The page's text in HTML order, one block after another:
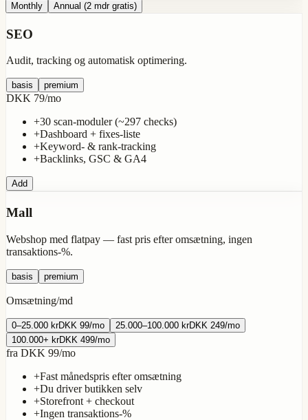
Monthly Annual (2 mdr gratis)
SEO
Audit, tracking og automatisk optimering.
basis premium
DKK 79/mo
+30 scan-moduler (~297 checks)
+Dashboard + fixes-liste
+Keyword- & rank-tracking
+Backlinks, GSC & GA4
Add
Mall
Webshop med flatpay — fast pris efter omsætning, ingen
transaktions-%.
basis premium
Omsætning/md
0–25.000 krDKK 99/mo 25.000–100.000 krDKK 249/mo
100.000+ krDKK 499/mo
fra DKK 99/mo
+Fast månedspris efter omsætning
+Du driver butikken selv
+Storefront + checkout
+Ingen transaktions-%